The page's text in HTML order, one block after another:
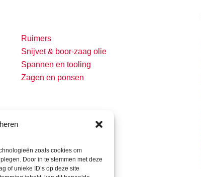
zoals cookies om
Door in te stemmen met deze
of unieke ID’s op deze site
Ruimers
Snijvet & boor-zaag olie
Spannen en tooling
Zagen en ponsen